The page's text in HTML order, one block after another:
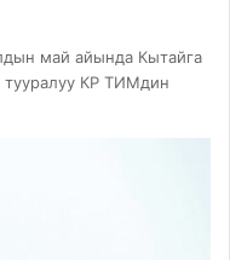
май айында Кытайга
тууралуу КР ТИМдин